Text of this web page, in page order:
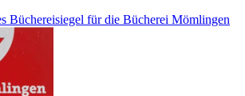
Büchereisiegel für die Bücherei Mömlingen